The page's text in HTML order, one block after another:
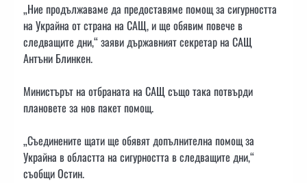
„Ние продължаваме да предоставяме помощ за сигурността
на Украйна от страна на САЩ, и ще обявим повече в
следващите дни,“ заяви държавният секретар на САЩ
Антъни Блинкен.
Министърът на отбраната на САЩ също така потвърди
плановете за нов пакет помощ.
„Съединените щати ще обявят допълнителна помощ за
Украйна в областта на сигурността в следващите дни,“
съобщи Остин.